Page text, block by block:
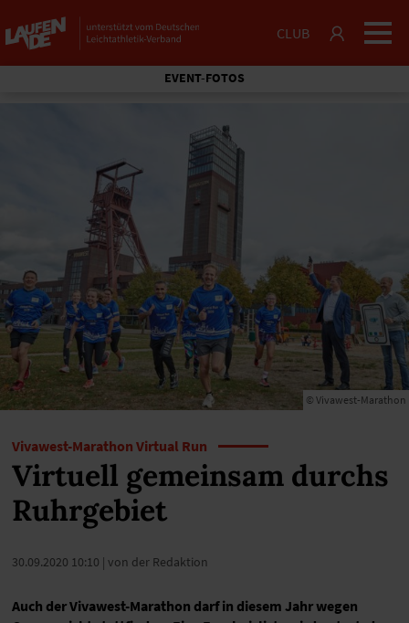
CLUB
EVENT-FOTOS
© Vivawest-Marathon
Vivawest-Marathon Virtual Run
Virtuell gemeinsam durchs
Ruhrgebiet
30.09.2020 10:10 | von der Redaktion
Auch der Vivawest-Marathon darf in diesem Jahr wegen